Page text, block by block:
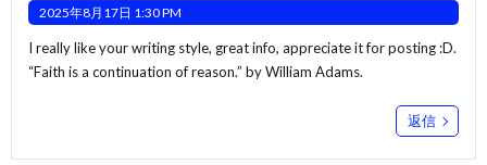
2025年8月17日 1:30 PM
I really like your writing style, great info, appreciate it for posting :D.
“Faith is a continuation of reason.” by William Adams.
返信